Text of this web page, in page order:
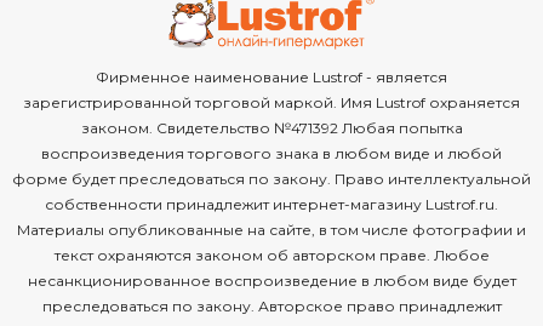
Фирменное наименование Lustrof - является
зарегистрированной торговой маркой. Имя Lustrof охраняется
законом. Свидетельство №471392 Любая попытка
воспроизведения торгового знака в любом виде и любой
форме будет преследоваться по закону. Право интеллектуальной
собственности принадлежит интернет-магазину Lustrof.ru.
Материалы опубликованные на сайте, в том числе фотографии и
текст охраняются законом об авторском праве. Любое
несанкционированное воспроизведение в любом виде будет
преследоваться по закону. Авторское право принадлежит